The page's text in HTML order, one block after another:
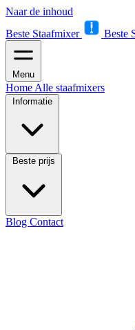
Naar de inhoud
Beste Staafmixer
Beste
Menu
Home Alle staafmixers
Informatie
Beste prijs
Blog Contact